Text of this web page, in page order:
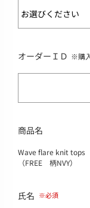
オーダーＩＤ ※購
商品名
Wave flare knit tops
（FREE 柄NVY）
氏名